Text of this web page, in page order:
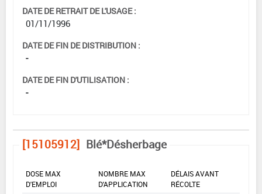
DATE DE RETRAIT DE L'USAGE :
01/11/1996
DATE DE FIN DE DISTRIBUTION :
-
DATE DE FIN D'UTILISATION :
-
[15105912] Blé*Désherbage
DOSE MAX
D'EMPLOI
NOMBRE MAX
D'APPLICATION
DÉLAIS AVANT
RÉCOLTE